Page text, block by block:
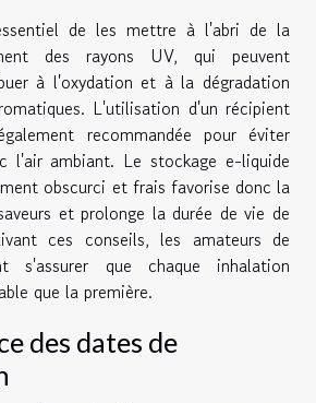
de les mettre à l'abri de la
des rayons UV, qui peuvent
à l'oxydation et à la dégradation
L'utilisation d'un récipient
recommandée pour éviter
l'air ambiant. Le stockage e-liquide
obscurci et frais favorise donc la
et prolonge la durée de vie de
ces conseils, les amateurs de
s'assurer que chaque inhalation
que la première.
des dates de